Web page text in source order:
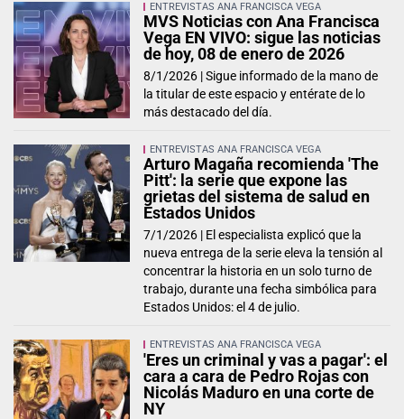
ENTREVISTAS ANA FRANCISCA VEGA
MVS Noticias con Ana Francisca
Vega EN VIVO: sigue las noticias
de hoy, 08 de enero de 2026
8/1/2026 |Sigue informado de la mano de
la titular de este espacio y entérate de lo
más destacado del día.
ENTREVISTAS ANA FRANCISCA VEGA
Arturo Magaña recomienda 'The
Pitt': la serie que expone las
grietas del sistema de salud en
Estados Unidos
7/1/2026 | El especialista explicó que la
nueva entrega de la serie eleva la tensión al
concentrar la historia en un solo turno de
trabajo, durante una fecha simbólica para
Estados Unidos: el 4 de julio.
ENTREVISTAS ANA FRANCISCA VEGA
'Eres un criminal y vas a pagar': el
cara a cara de Pedro Rojas con
Nicolás Maduro en una corte de
NY